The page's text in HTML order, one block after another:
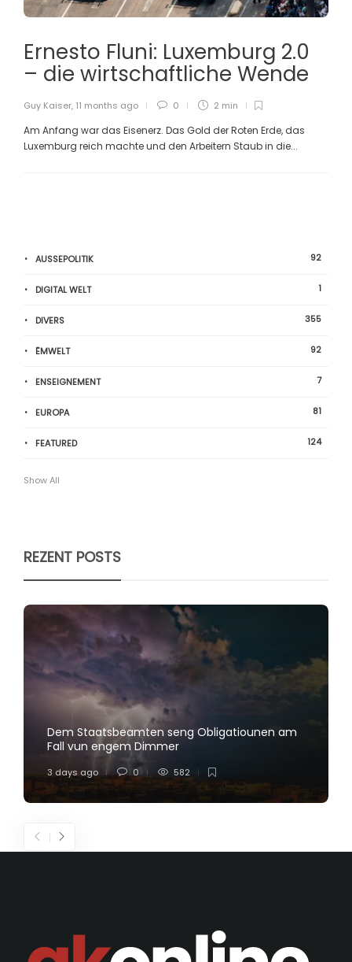
Ernesto Fluni: Luxemburg 2.0
– die wirtschaftliche Wende
Guy Kaiser, 11 months ago 0 2 min
Am Anfang war das Eisenerz. Das Gold der Roten Erde, das
Luxemburg reich machte und den Arbeitern Staub in die...
AUSSEPOLITIK 92
DIGITAL WELT 1
DIVERS 355
ËMWELT 92
ENSEIGNEMENT 7
EUROPA 81
FEATURED 124
Show All
REZENT POSTS
Dem Staatsbeamten seng Obligatiounen am
Fall vun engem Dimmer
3 days ago 0 582